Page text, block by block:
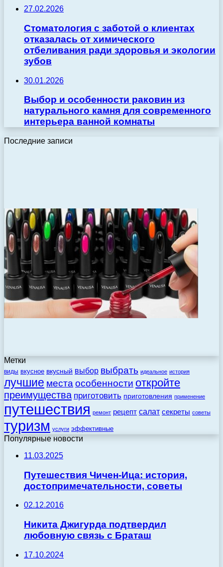
27.02.2026
Стоматология с заботой о клиентах
отказалась от химического
отбеливания ради здоровья и экологии
зубов
30.01.2026
Выбор и особенности раковин из
натурального камня для современного
интерьера ванной комнаты
Последние записи
Метки
виды вкусное вкусный выбор выбрать идеальное история
лучшие места особенности откройте
преимущества приготовить приготовления применение
путешествия ремонт рецепт салат секреты советы
туризм услуги эффективные
Популярные новости
11.03.2025
Путешествия Чичен-Ица: история,
достопримечательности, советы
02.12.2016
Никита Джигурда подтвердил
любовную связь с Браташ
17.10.2024